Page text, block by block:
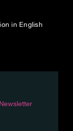
in English